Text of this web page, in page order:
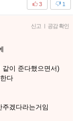
1
3
신고 | 공감 확인
같이 준다했으면서)
다
겠다라는거임